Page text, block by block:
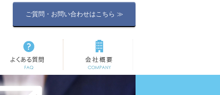
ご質問・お問い合わせはこちら ≫
よくある質問 会社概要